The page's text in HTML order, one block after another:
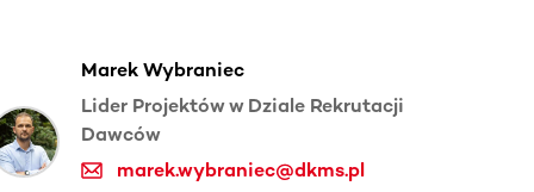
Marek Wybraniec
Lider Projektów w Dziale Rekrutacji
Dawców
marek.wybraniec@dkms.pl